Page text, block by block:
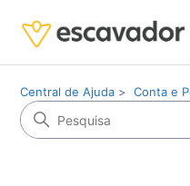
Central de Ajuda Conta e